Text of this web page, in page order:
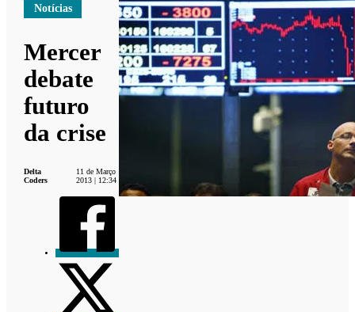
Notícias
Mercer
debate
futuro
da crise
Delta
Coders
11 de Março
2013 | 12:34